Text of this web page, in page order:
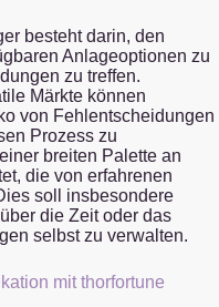
besteht darin, den
Anlageoptionen zu
zu treffen.
Märkte können
von Fehlentscheidungen
Prozess zu
breiten Palette an
die von erfahrenen
soll insbesondere
die Zeit oder das
selbst zu verwalten.
mit thorfortune